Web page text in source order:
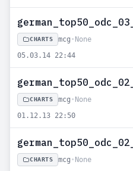
CHARTS mcg • None
05.03.14 22:44
CHARTS mcg • None
01.12.13 22:50
CHARTS mcg • None